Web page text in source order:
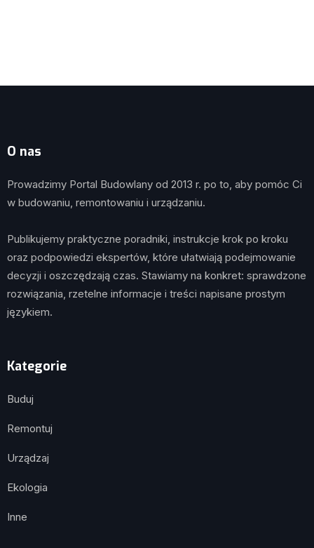
O nas
Prowadzimy Portal Budowlany od 2013 r. po to, aby pomóc Ci
w budowaniu, remontowaniu i urządzaniu.
Publikujemy praktyczne poradniki, instrukcje krok po kroku
oraz podpowiedzi ekspertów, które ułatwiają podejmowanie
decyzji i oszczędzają czas. Stawiamy na konkret: sprawdzone
rozwiązania, rzetelne informacje i treści napisane prostym
językiem.
Kategorie
Buduj
Remontuj
Urządzaj
Ekologia
Inne